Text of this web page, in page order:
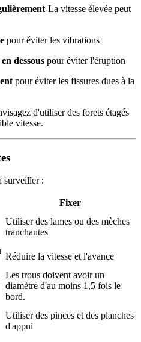
-La vitesse élevée peut
pour éviter les vibrations
dessous pour éviter l'éruption
pour éviter les fissures dues à la
d'utiliser des forets étagés
vitesse.
surveiller :
Fixer
Utiliser des lames ou des mèches
tranchantes
Réduire la vitesse et l'avance
Les trous doivent avoir un
diamètre d'au moins 1,5 fois le
bord.
Utiliser des pinces et des planches
d'appui